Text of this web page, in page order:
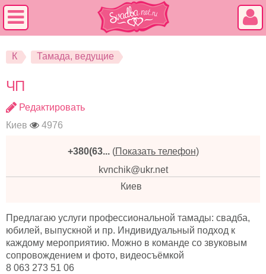
К Тамада, ведущие
ЧП
Редактировать
Киев
4976
+380(63... (Показать телефон)
kvnchik@ukr.net
Киев
Предлагаю услуги профессиональной тамады: свадба,
юбилей, выпускной и пр. Индивидуальный подход к
каждому мероприятию. Можно в команде со звуковым
сопровождением и фото, видеосъёмкой
8 063 273 51 06